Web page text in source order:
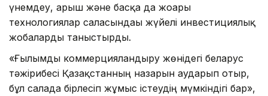
үнемдеу, ғарыш және басқа да жоғары
технологиялар саласындағы жүйелі инвестициялық
жобаларды таныстырды.
«Ғылымды коммерцияландыру жөнідегі беларус
тәжірибесі Қазақстанның назарын аударып отыр,
бұл салада бірлесіп жұмыс істеудің мүмкіндігі бар»,